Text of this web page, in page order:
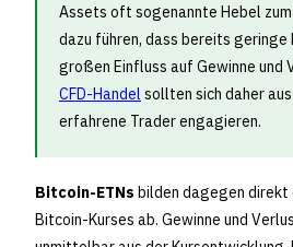
Assets oft sogenannte Hebel zum
dazu führen, dass bereits geringe
großen Einfluss auf Gewinne und
CFD-Handel sollten sich daher
erfahrene Trader engagieren.
Bitcoin-ETNs bilden dagegen direkt
Bitcoin-Kurses ab. Gewinne und